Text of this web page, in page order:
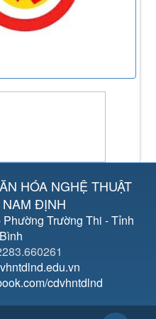
HÓA NGHỆ THUẬT
ĐỊNH
Trường Thi - Tỉnh
cdvhntdlnd